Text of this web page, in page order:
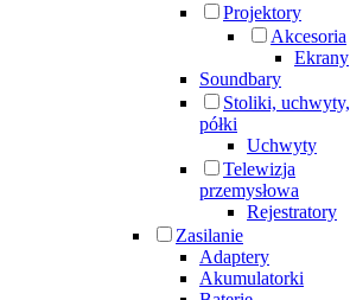
Projektory
Akcesoria
Ekrany
Soundbary
Stoliki, uchwyty,
półki
Uchwyty
Telewizja
przemysłowa
Rejestratory
Zasilanie
Adaptery
Akumulatorki